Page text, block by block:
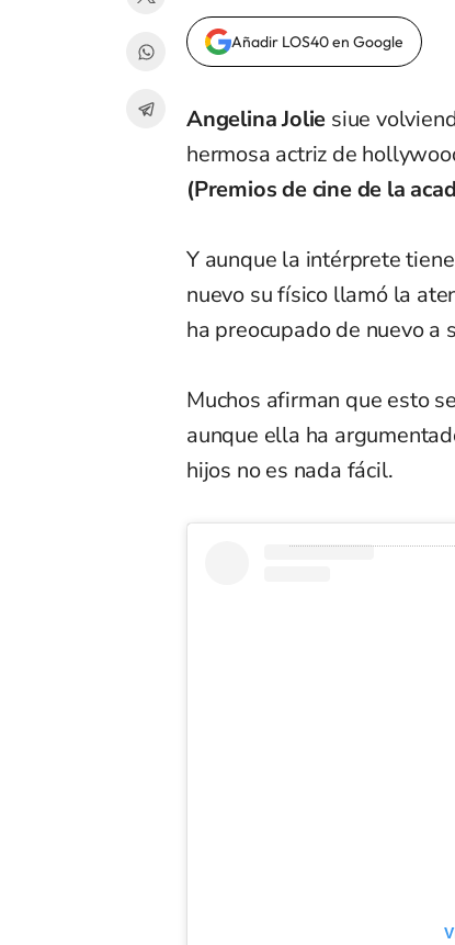
Añadir LOS40 en Google
Angelina Jolie siue
hermosa actriz de
(Premios de cine de la
Y aunque la intérprete
nuevo su físico llamó la
ha preocupado de nuevo a
Muchos afirman que esto
aunque ella ha
hijos no es nada fácil.